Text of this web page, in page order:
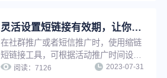
灵活设置短链接有效期，让你的推广页面永久可见或到期不可见
在社群推广或者短信推广时，使用缩链
短链接工具，可根据活动推广时间设置
短链接有效期为一段有限时间，以减少
阅读：7126 2023-07-31